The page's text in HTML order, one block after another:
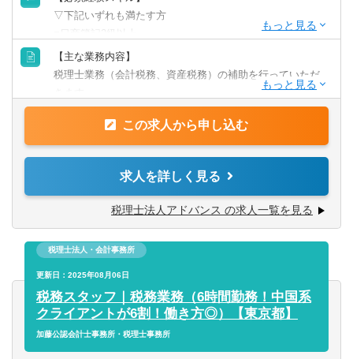
▽下記いずれも満たす方
■税理士事務所・税理士法人・会計事務所での就業経験(2年
以上)
■税理士試験の科目合格実績
■会計・税務ソフトの使用経験(特に、PCA会計・達人シリ
ーズ)
【主な業務内容】
税理士業務（会計税務、資産税務）の補助を行っていただ
・領収書など資料の整理、必要資料の収集
・仕訳作業、会計ソフトへの入力作業
・月次試算表、決算書、申告書の作成補助
・相続、事業承継関連
関与先の案件規模としては、非上場で年間10億円規模の売
多種多様となっております。
取り扱いのある業種・業界は、製造業からIT企業、医療法
人まで幅広く、税務を通じて豊富な業界経験値を積むこと
ができ、キャリアアップに繋がります。
この求人から申し込む
求人を詳しく見る
税理士法人アドバンス の求人一覧を見る
税理士法人・会計事務所
更新日：2025年08月06日
税務スタッフ｜税務業務（6時間勤務！中国系
クライアントが6割！働き方◎）【東京都】
加藤公認会計士事務所・税理士事務所